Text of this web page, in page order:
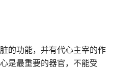
的功能，并有代心主宰的作
是最重要的器官，不能受